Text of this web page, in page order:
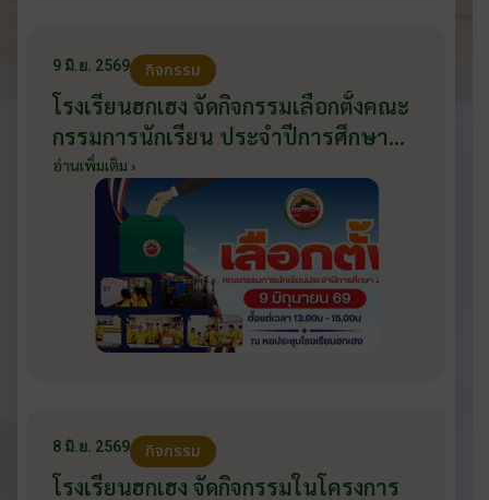
9 มิ.ย. 2569 กิจกรรม
โรงเรียนฮกเฮง จัดกิจกรรมเลือกตั้งคณะ
กรรมการนักเรียน ประจำปีการศึกษา
2569 ส่งเสริมประชาธิปไตยในโรงเรียน
วันที่ 9 มิถุนายน 2569
อ่านเพิ่มเติม ›
8 มิ.ย. 2569 กิจกรรม
โรงเรียนฮกเฮง จัดกิจกรรมในโครงการ